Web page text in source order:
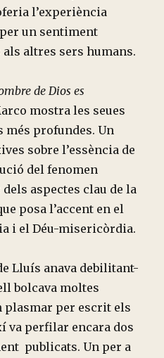
l’experiència
un sentiment
als altres sers humans.
de Dios es
mostra les seues
més profundes. Un
sobre l’essència de
del fenomen
aspectes clau de la
posa l’accent en el
i el Déu-misericòrdia.
Lluís anava debilitant-
bolcava moltes
plasmar per escrit els
va perfilar encara dos
publicats. Un per a